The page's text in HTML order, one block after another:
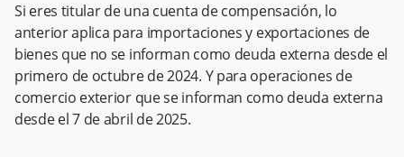
Si eres titular de una cuenta de compensación, lo
anterior aplica para importaciones y exportaciones de
bienes que no se informan como deuda externa desde el
primero de octubre de 2024. Y para operaciones de
comercio exterior que se informan como deuda externa
desde el 7 de abril de 2025.